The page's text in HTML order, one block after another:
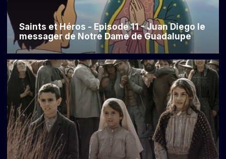
Saints et Héros - Episode 11 - Juan Diego le
messager de Notre Dame de Guadalupe